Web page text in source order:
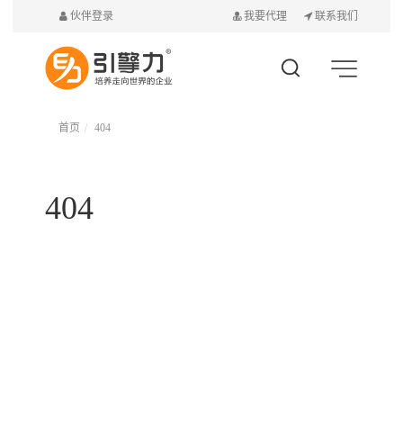
伙伴登录 我要代理 联系我们
首页 404
404